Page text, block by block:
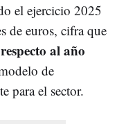
el ejercicio 2025
de euros, cifra que
al año
de
para el sector.